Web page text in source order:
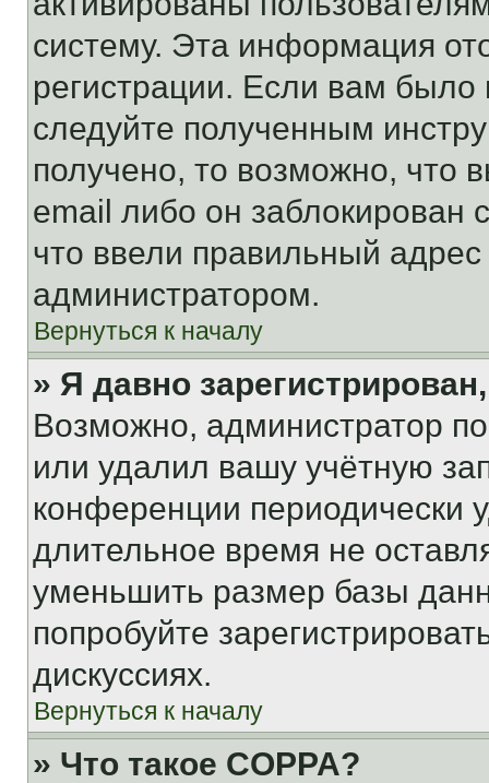
систему. Эта информация
регистрации. Если вам
следуйте полученным
получено, то возможно, что
email либо он
что ввели правильный адрес
администратором.
Вернуться к началу
» Я давно
Возможно, администратор
или удалил вашу учётную
конференции периодически
длительное время не
уменьшить размер базы
попробуйте
дискуссиях.
Вернуться к началу
» Что такое COPPA?